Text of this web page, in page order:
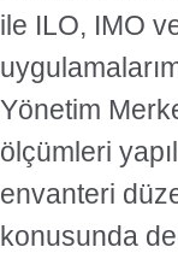
ile ILO, IMO
Yönetim
ölçümleri
envanteri
konusunda